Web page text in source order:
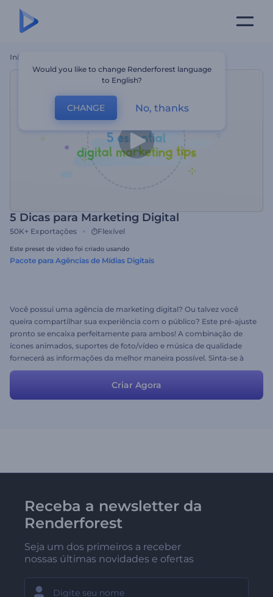
Início
5 Dicas para Marketing Digital
50K+ Exportações Flexível
Este preset de vídeo foi criado usando
Pacote para Agências de Mídias Digitais
Você possui uma agência de marketing digital? Ou talvez você
queira compartilhar sua experiência com o público? Este pré-ajuste
pronto se encaixa perfeitamente para ambos! A combinação de
ícones animados, suportes de foto/vídeo e música de qualidade
fornecerá as informações da melhor maneira possível. Sinta-se à
vontade para adicionar ou editar algumas cenas ou textos e fazer o
download do seu vídeo pronto. Compartilhe seu conhecimento
agora mesmo!
Criar Agora
Receba a newsletter da
Renderforest
Seja um dos primeiros a receber
nossas últimas novidades e ofertas
Would you like to change Renderforest language
to English?
CHANGE No, thanks